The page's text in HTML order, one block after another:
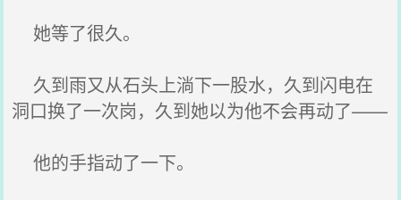
她等了很久。
久到雨又从石头上淌下一股水，久到闪电在
洞口换了一次岗，久到她以为他不会再动了——
他的手指动了一下。